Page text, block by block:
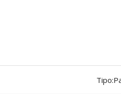
Tipo: